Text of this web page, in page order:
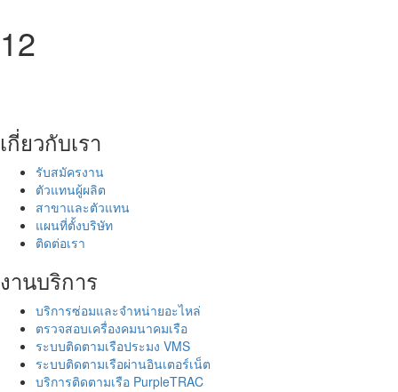
12
เกี่ยวกับเรา
รับสมัครงาน
ตัวแทนผู้ผลิต
สาขาและตัวแทน
แผนที่ตั้งบริษัท
ติดต่อเรา
งานบริการ
บริการซ่อมและจำหน่ายอะไหล่
ตรวจสอบเครื่องคมนาคมเรือ
ระบบติดตามเรือประมง VMS
ระบบติดตามเรือผ่านอินเตอร์เน็ต
บริการติดตามเรือ PurpleTRAC